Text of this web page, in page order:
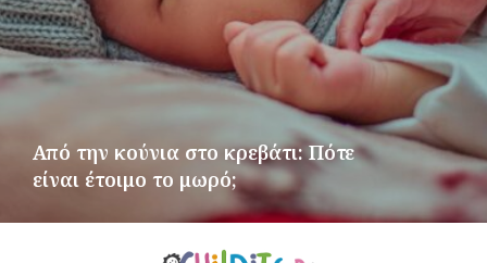
Από την κούνια στο κρεβάτι: Πότε
είναι έτοιμο το μωρό;